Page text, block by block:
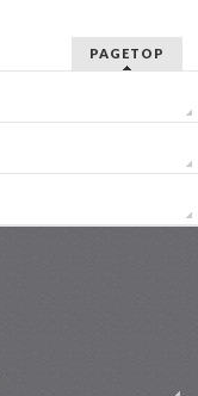
PAGETOP